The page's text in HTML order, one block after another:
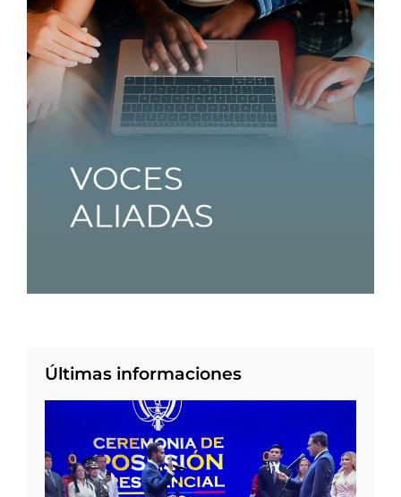
Últimas informaciones